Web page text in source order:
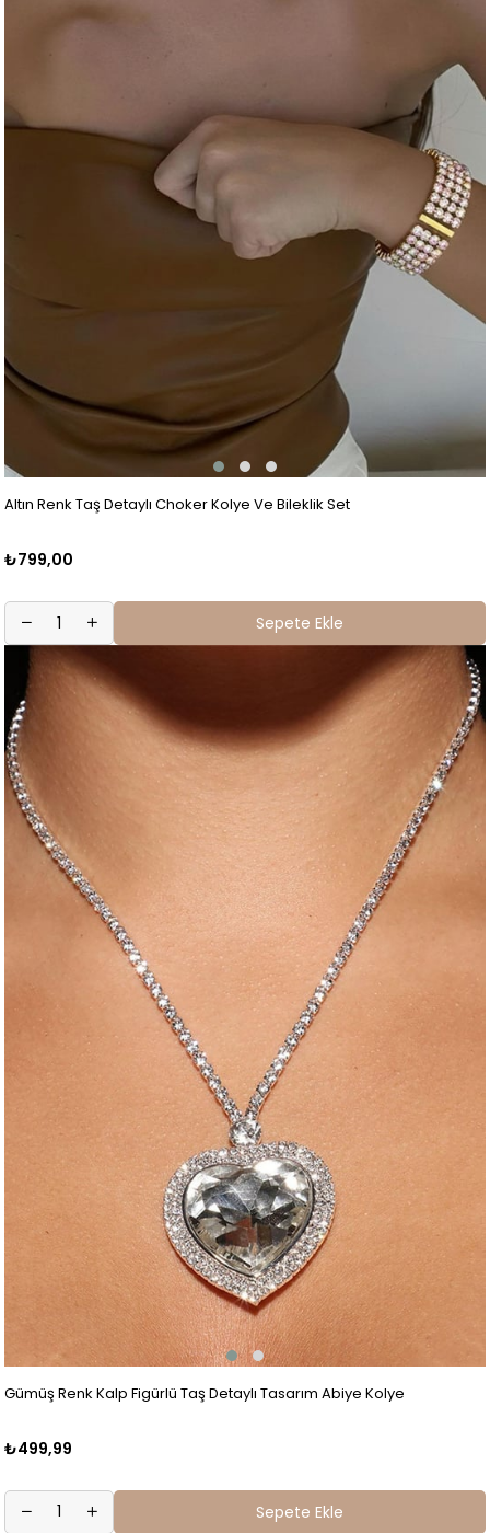
Altın Renk Taş Detaylı Choker Kolye Ve Bileklik Set
₺799,00
Sepete Ekle
Gümüş Renk Kalp Figürlü Taş Detaylı Tasarım Abiye Kolye
₺499,99
Sepete Ekle